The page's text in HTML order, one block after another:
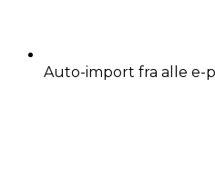
Auto-import fra alle e-